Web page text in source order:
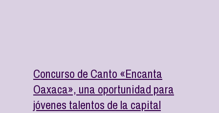
Concurso de Canto «Encanta
Oaxaca», una oportunidad para
jóvenes talentos de la capital